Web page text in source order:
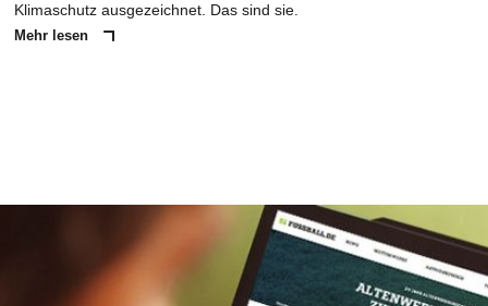
Klimaschutz ausgezeichnet. Das sind sie.
Mehr lesen